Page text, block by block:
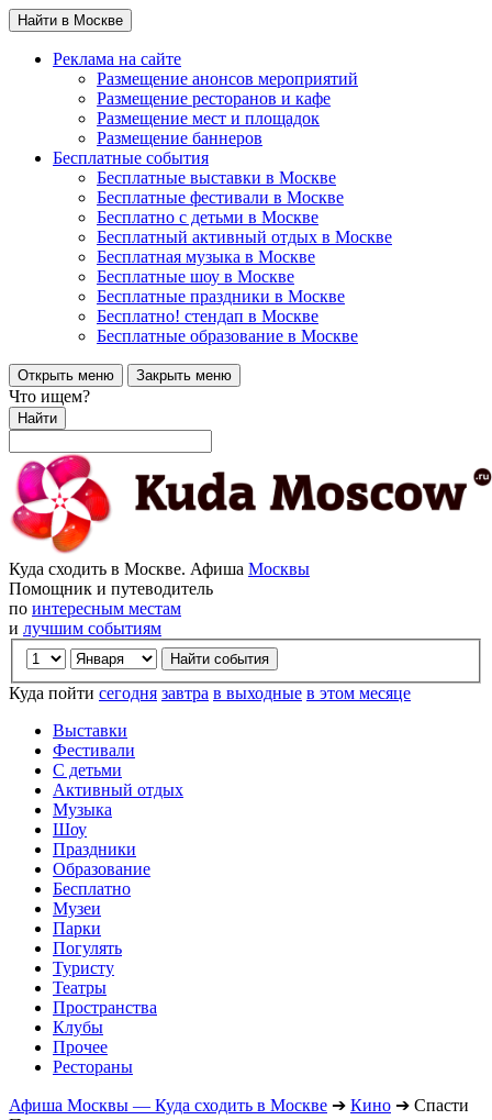
Найти в Москве
Реклама на сайте
Размещение анонсов мероприятий
Размещение ресторанов и кафе
Размещение мест и площадок
Размещение баннеров
Бесплатные события
Бесплатные выставки в Москве
Бесплатные фестивали в Москве
Бесплатно с детьми в Москве
Бесплатный активный отдых в Москве
Бесплатная музыка в Москве
Бесплатные шоу в Москве
Бесплатные праздники в Москве
Бесплатно! стендап в Москве
Бесплатные образование в Москве
Открыть меню Закрыть меню
Что ищем?
Найти
Куда сходить в Москве. Афиша Москвы
Помощник и путеводитель
по интересным местам
и лучшим событиям
Куда пойти сегодня завтра в выходные в этом месяце
Выставки
Фестивали
С детьми
Активный отдых
Музыка
Шоу
Праздники
Образование
Бесплатно
Музеи
Парки
Погулять
Туристу
Театры
Пространства
Клубы
Прочее
Рестораны
Афиша Москвы — Куда сходить в Москве ➔ Кино ➔ Спасти